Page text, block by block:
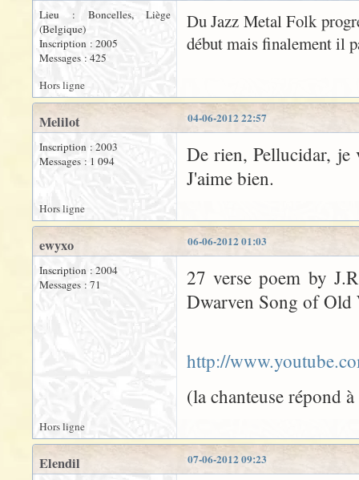
Lieu : Boncelles, Liège
(Belgique)
Inscription : 2005
Messages : 425
Du Jazz Metal Folk
début mais finalement il
Hors ligne
04-06-2012 22:57
Melilot
Inscription : 2003
Messages : 1 094
De rien, Pellucidar, je
J'aime bien.
Hors ligne
06-06-2012 01:03
ewyxo
Inscription : 2004
Messages : 71
27 verse poem by
Dwarven Song of Old
http://
(la chanteuse répond
Hors ligne
07-06-2012 09:23
Elendil